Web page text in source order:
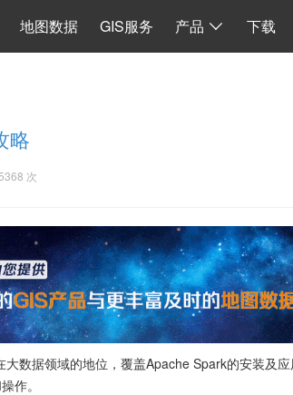
地图数据 GIS服务 产品 下载
水经微图CAD
二维系统
离线 API 源码
略
5368 次
数据领域的地位，覆盖Apache Spark的安装及
作。